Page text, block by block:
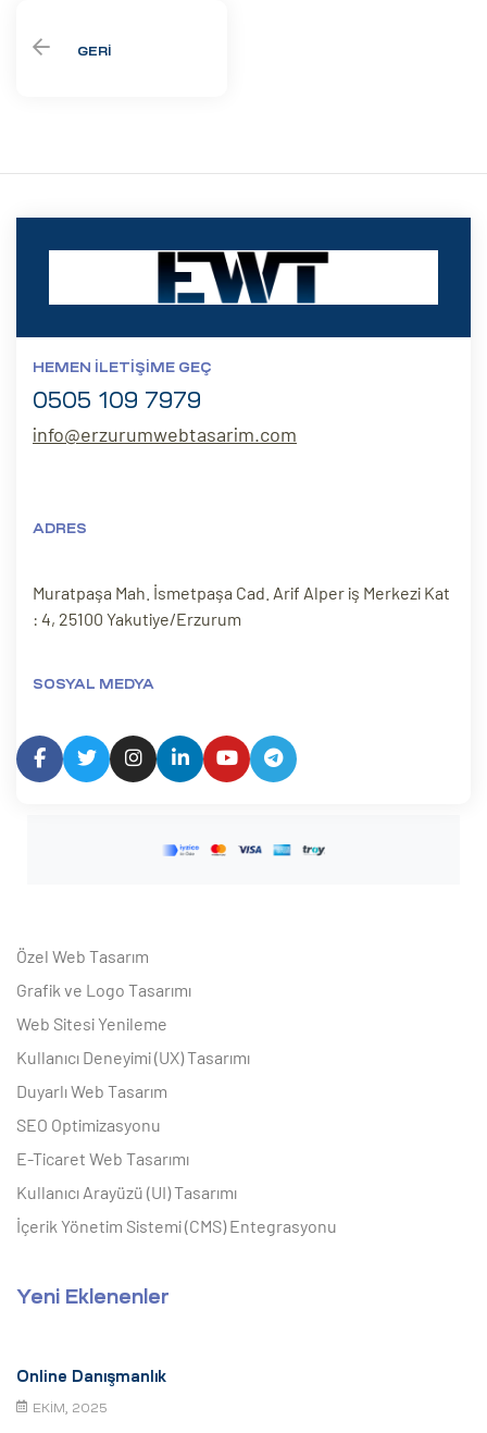
GERI
HEMEN İLETIŞIME GEÇ
0505 109 7979
info@erzurumwebtasarim.com
ADRES
Muratpaşa Mah. İsmetpaşa Cad. Arif Alper iş Merkezi Kat
: 4, 25100 Yakutiye/Erzurum
SOSYAL MEDYA
Özel Web Tasarım
Grafik ve Logo Tasarımı
Web Sitesi Yenileme
Kullanıcı Deneyimi (UX) Tasarımı
Duyarlı Web Tasarım
SEO Optimizasyonu
E-Ticaret Web Tasarımı
Kullanıcı Arayüzü (UI) Tasarımı
İçerik Yönetim Sistemi (CMS) Entegrasyonu
Yeni Eklenenler
Online Danışmanlık
EKIM, 2025